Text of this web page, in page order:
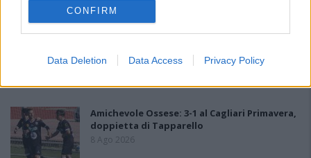
CONFIRM
Data Deletion Data Access Privacy Policy
Amichevole Ossese: 3-1 al Cagliari Primavera,
doppietta di Tapparello
8 Ago 2026